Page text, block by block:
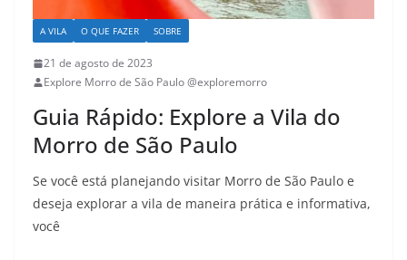
A VILA O QUE FAZER SOBRE
21 de agosto de 2023
Explore Morro de São Paulo @exploremorro
Guia Rápido: Explore a Vila do
Morro de São Paulo
Se você está planejando visitar Morro de São Paulo e
deseja explorar a vila de maneira prática e informativa,
você